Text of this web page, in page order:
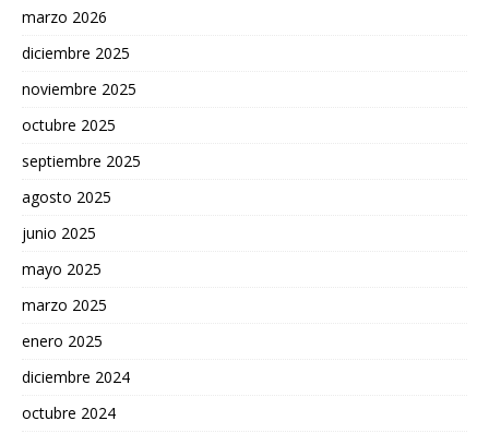
marzo 2026
diciembre 2025
noviembre 2025
octubre 2025
septiembre 2025
agosto 2025
junio 2025
mayo 2025
marzo 2025
enero 2025
diciembre 2024
octubre 2024